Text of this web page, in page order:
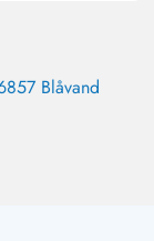
Blåvand